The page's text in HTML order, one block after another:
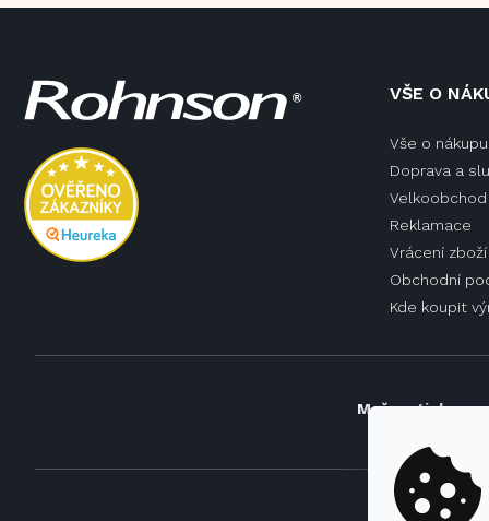
VŠE O
Vše o nákupu
Doprava a
Reklamace
Vrácení
Obchodní
Kde koupit
Možnosti